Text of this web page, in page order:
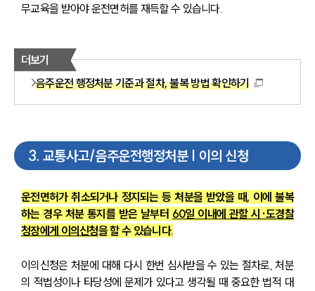
무교육을 받아야 운전면허를 재득할 수 있습니다.
더보기
음주운전 행정처분 기준과 절차, 불복 방법 확인하기
3. 교통사고/음주운전행정처분 | 이의 신청
운전면허가 취소되거나 정지되는 등 처분을 받았을 때, 이에 불복
하는 경우 처분 통지를 받은 날부터 60일 이내에 관할 시·도경찰
청장에게 이의신청을 할 수 있습니다.
이의신청은 처분에 대해 다시 한번 심사받을 수 있는 절차로, 처분
의 적법성이나 타당성에 문제가 있다고 생각될 때 중요한 법적 대